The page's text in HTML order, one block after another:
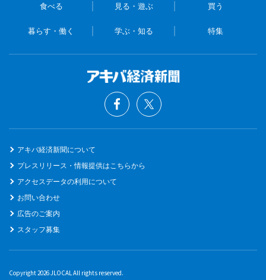
食べる 見る・遊ぶ 買う
暮らす・働く 学ぶ・知る 特集
アキバ経済新聞について
プレスリリース・情報提供はこちらから
アクセスデータの利用について
お問い合わせ
広告のご案内
スタッフ募集
Copyright 2026 JLOCAL All rights reserved.